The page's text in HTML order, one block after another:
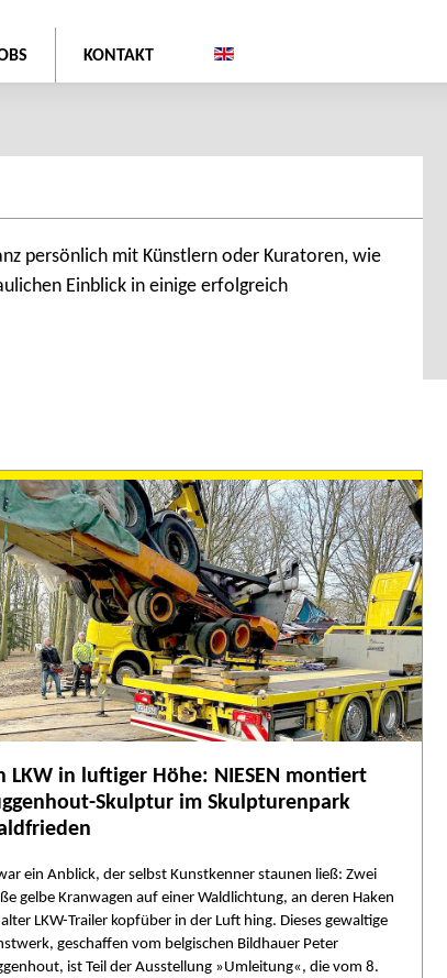
KONTAKT
persönlich mit Künstlern oder Kuratoren, wie
Einblick in einige erfolgreich
LKW in luftiger Höhe: NIESEN montiert
Skulptur im Skulpturenpark
ein Anblick, der selbst Kunstkenner staunen ließ: Zwei
gelbe Kranwagen auf einer Waldlichtung, an deren Haken
LKW-Trailer kopfüber in der Luft hing. Dieses gewaltige
geschaffen vom belgischen Bildhauer Peter
ist Teil der Ausstellung »Umleitung«, die vom 8.